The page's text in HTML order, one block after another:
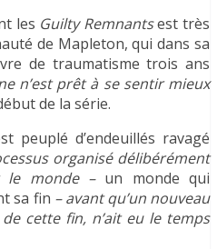
les Guilty Remnantsest très
de Mapleton, qui dans sa
de traumatisme trois ans
n’est prêt à se sentir mieux
de la série.
peuplé d’endeuillés ravagé
organisé délibérément
le monde – un monde qui
sa fin – avant qu’un nouveau
cette fin, n’ait eu le temps